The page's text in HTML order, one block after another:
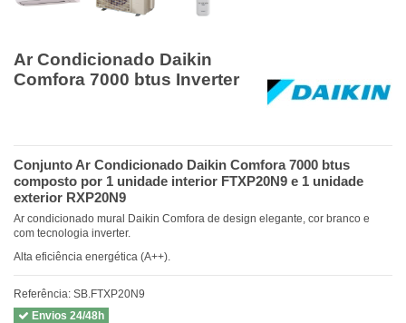
Ar Condicionado Daikin
Comfora 7000 btus Inverter
Conjunto Ar Condicionado Daikin Comfora 7000 btus
composto por 1 unidade interior FTXP20N9 e 1 unidade
exterior RXP20N9
Ar condicionado mural Daikin Comfora de design elegante, cor branco e
com tecnologia inverter.
Alta eficiência energética (A++).
Referência: SB.FTXP20N9
Envios 24/48h